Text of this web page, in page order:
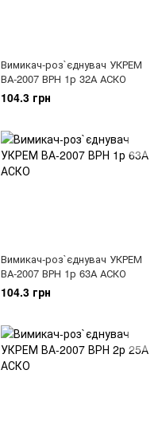
Вимикач-роз`єднувач УКРЕМ
ВА-2007 ВРН 1р 32А АСКО
104.3 грн
Вимикач-роз`єднувач УКРЕМ
ВА-2007 ВРН 1р 63А АСКО
104.3 грн